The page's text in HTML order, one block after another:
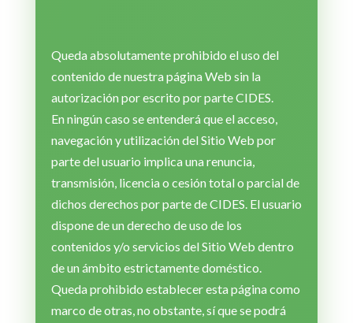
Queda absolutamente prohibido el uso del
contenido de nuestra página Web sin la
autorización por escrito por parte CIDES.
En ningún caso se entenderá que el acceso,
navegación y utilización del Sitio Web por
parte del usuario implica una renuncia,
transmisión, licencia o cesión total o parcial de
dichos derechos por parte de CIDES. El usuario
dispone de un derecho de uso de los
contenidos y/o servicios del Sitio Web dentro
de un ámbito estrictamente doméstico.
Queda prohibido establecer esta página como
marco de otras, no obstante, sí que se podrá